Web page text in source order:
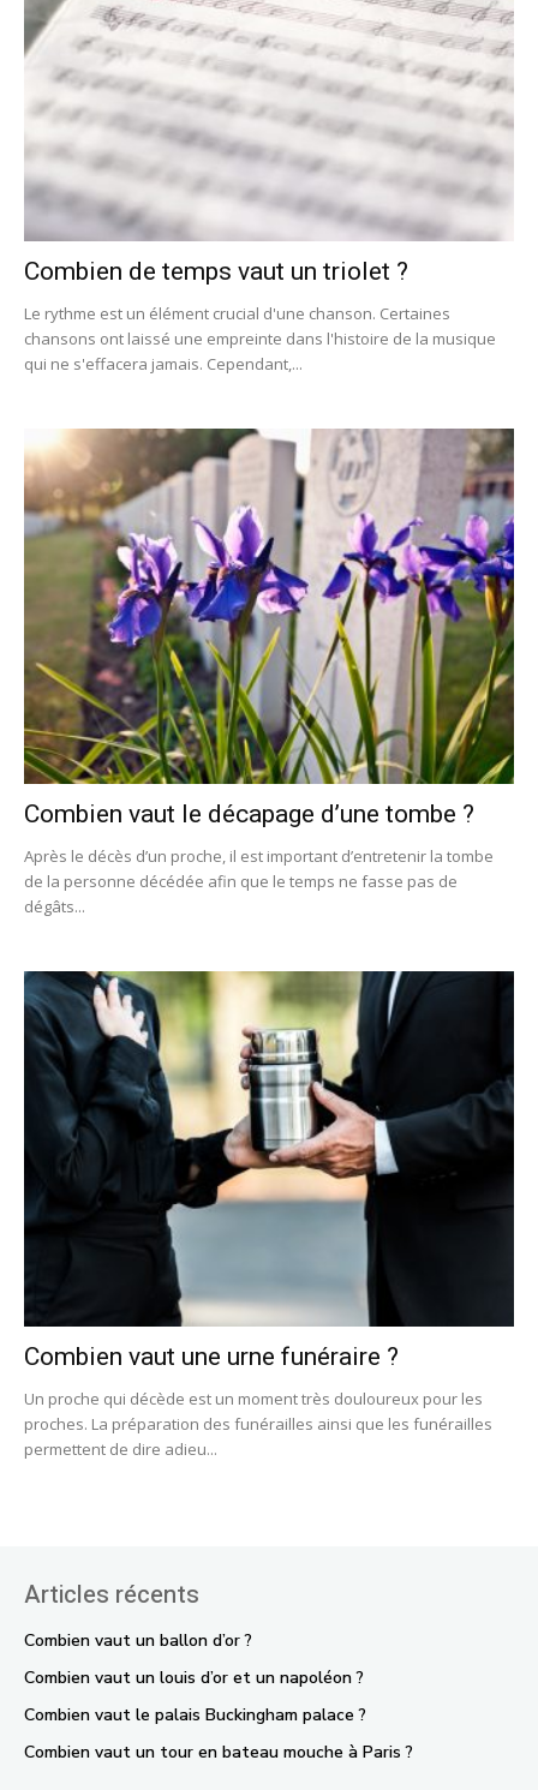
Combien de temps vaut un triolet ?
Le rythme est un élément crucial d'une chanson. Certaines
chansons ont laissé une empreinte dans l'histoire de la musique
qui ne s'effacera jamais. Cependant,...
Combien vaut le décapage d’une tombe ?
Après le décès d’un proche, il est important d’entretenir la tombe
de la personne décédée afin que le temps ne fasse pas de
dégâts...
Combien vaut une urne funéraire ?
Un proche qui décède est un moment très douloureux pour les
proches. La préparation des funérailles ainsi que les funérailles
permettent de dire adieu...
Articles récents
Combien vaut un ballon d’or ?
Combien vaut un louis d’or et un napoléon ?
Combien vaut le palais Buckingham palace ?
Combien vaut un tour en bateau mouche à Paris ?